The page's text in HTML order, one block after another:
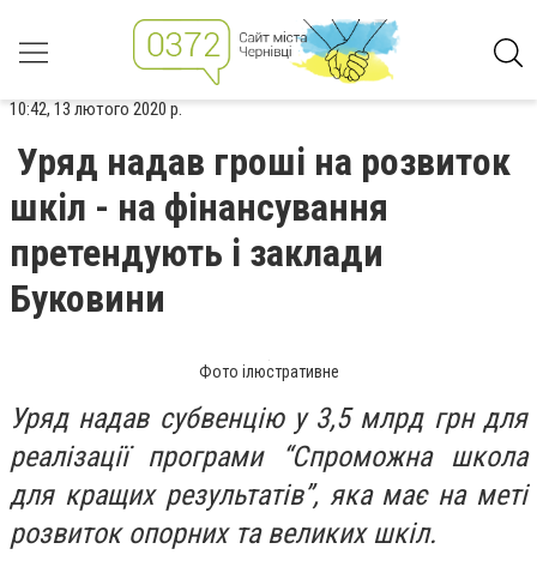
10:42, 13 лютого 2020 р.
Уряд надав гроші на розвиток
шкіл - на фінансування
претендують і заклади
Буковини
Фото ілюстративне
Уряд надав субвенцію у 3,5 млрд грн для
реалізації програми “Спроможна школа
для кращих результатів”, яка має на меті
розвиток опорних та великих шкіл.